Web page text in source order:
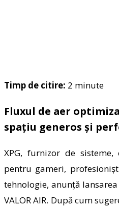
Timp de citire: 2 minute
Fluxul de aer
spațiu generos și
XPG, furnizor de
pentru gameri,
tehnologie, anunță lansarea
VALOR AIR. După cum